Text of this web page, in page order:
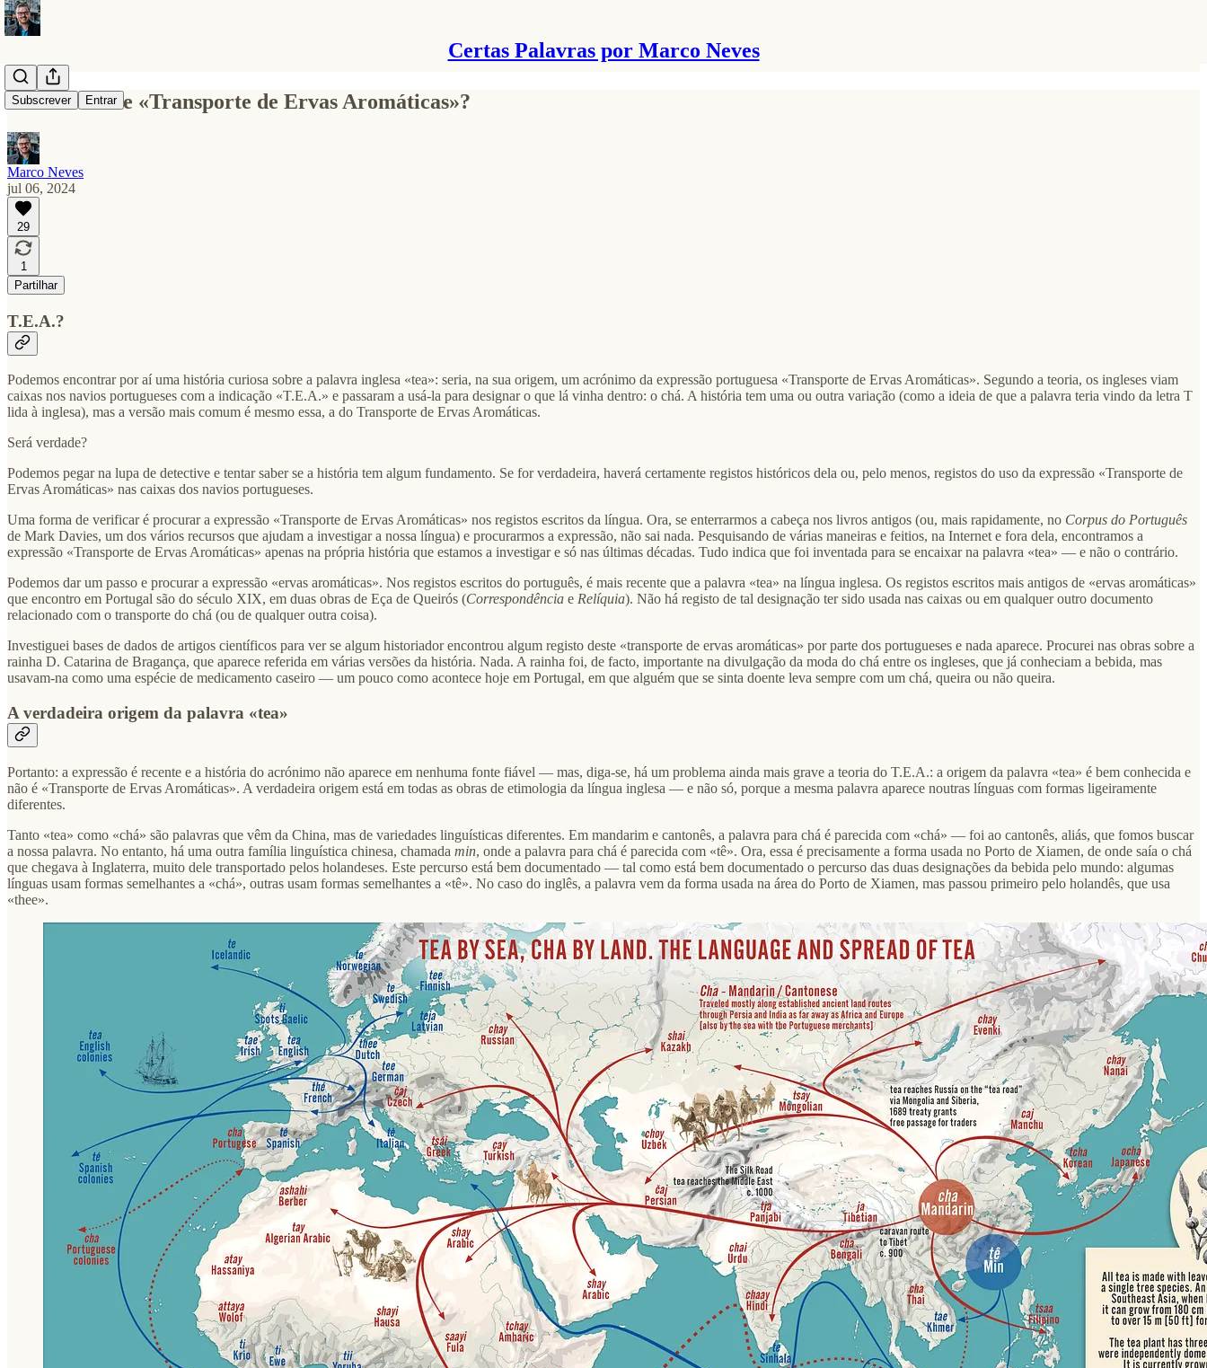
Certas Palavras por Marco Neves
Subscrever Entrar
«Tea» vem de «Transporte de Ervas Aromáticas»?
Marco Neves
jul 06, 2024
29
1
Partilhar
T.E.A.?
Podemos encontrar por aí uma história curiosa sobre a palavra inglesa «tea»: seria, na sua origem, um acrónimo da expressão portuguesa «Transporte de Ervas Aromáticas». Segundo a teoria, os ingleses viam
caixas nos navios portugueses com a indicação «T.E.A.» e passaram a usá-la para designar o que lá vinha dentro: o chá. A história tem uma ou outra variação (como a ideia de que a palavra teria vindo da letra T
lida à inglesa), mas a versão mais comum é mesmo essa, a do Transporte de Ervas Aromáticas.
Será verdade?
Podemos pegar na lupa de detective e tentar saber se a história tem algum fundamento. Se for verdadeira, haverá certamente registos históricos dela ou, pelo menos, registos do uso da expressão «Transporte de
Ervas Aromáticas» nas caixas dos navios portugueses.
Uma forma de verificar é procurar a expressão «Transporte de Ervas Aromáticas» nos registos escritos da língua. Ora, se enterrarmos a cabeça nos livros antigos (ou, mais rapidamente, no Corpus do Português
de Mark Davies, um dos vários recursos que ajudam a investigar a nossa língua) e procurarmos a expressão, não sai nada. Pesquisando de várias maneiras e feitios, na Internet e fora dela, encontramos a
expressão «Transporte de Ervas Aromáticas» apenas na própria história que estamos a investigar e só nas últimas décadas. Tudo indica que foi inventada para se encaixar na palavra «tea» — e não o contrário.
Podemos dar um passo e procurar a expressão «ervas aromáticas». Nos registos escritos do português, é mais recente que a palavra «tea» na língua inglesa. Os registos escritos mais antigos de «ervas aromáticas»
que encontro em Portugal são do século XIX, em duas obras de Eça de Queirós (Correspondência e Relíquia). Não há registo de tal designação ter sido usada nas caixas ou em qualquer outro documento
relacionado com o transporte do chá (ou de qualquer outra coisa).
Investiguei bases de dados de artigos científicos para ver se algum historiador encontrou algum registo deste «transporte de ervas aromáticas» por parte dos portugueses e nada aparece. Procurei nas obras sobre a
rainha D. Catarina de Bragança, que aparece referida em várias versões da história. Nada. A rainha foi, de facto, importante na divulgação da moda do chá entre os ingleses, que já conheciam a bebida, mas
usavam-na como uma espécie de medicamento caseiro — um pouco como acontece hoje em Portugal, em que alguém que se sinta doente leva sempre com um chá, queira ou não queira.
A verdadeira origem da palavra «tea»
Portanto: a expressão é recente e a história do acrónimo não aparece em nenhuma fonte fiável — mas, diga-se, há um problema ainda mais grave a teoria do T.E.A.: a origem da palavra «tea» é bem conhecida e
não é «Transporte de Ervas Aromáticas». A verdadeira origem está em todas as obras de etimologia da língua inglesa — e não só, porque a mesma palavra aparece noutras línguas com formas ligeiramente
diferentes.
Tanto «tea» como «chá» são palavras que vêm da China, mas de variedades linguísticas diferentes. Em mandarim e cantonês, a palavra para chá é parecida com «chá» — foi ao cantonês, aliás, que fomos buscar
a nossa palavra. No entanto, há uma outra família linguística chinesa, chamada min, onde a palavra para chá é parecida com «tê». Ora, essa é precisamente a forma usada no Porto de Xiamen, de onde saía o chá
que chegava à Inglaterra, muito dele transportado pelos holandeses. Este percurso está bem documentado — tal como está bem documentado o percurso das duas designações da bebida pelo mundo: algumas
línguas usam formas semelhantes a «chá», outras usam formas semelhantes a «tê». No caso do inglês, a palavra vem da forma usada na área do Porto de Xiamen, mas passou primeiro pelo holandês, que usa
«thee».